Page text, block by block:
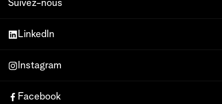
Suivez-nous
LinkedIn
Instagram
Facebook